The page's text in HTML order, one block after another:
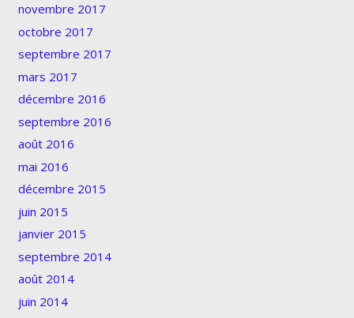
novembre 2017
octobre 2017
septembre 2017
mars 2017
décembre 2016
septembre 2016
août 2016
mai 2016
décembre 2015
juin 2015
janvier 2015
septembre 2014
août 2014
juin 2014